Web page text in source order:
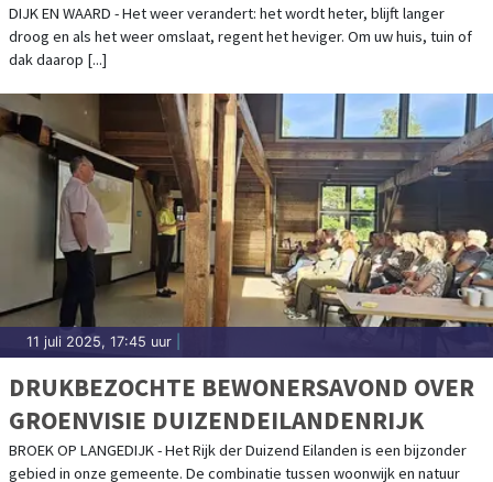
DIJK EN WAARD - Het weer verandert: het wordt heter, blijft langer
droog en als het weer omslaat, regent het heviger. Om uw huis, tuin of
dak daarop [...]
11 juli 2025, 17:45 uur
DRUKBEZOCHTE BEWONERSAVOND OVER
GROENVISIE DUIZENDEILANDENRIJK
BROEK OP LANGEDIJK - Het Rijk der Duizend Eilanden is een bijzonder
gebied in onze gemeente. De combinatie tussen woonwijk en natuur